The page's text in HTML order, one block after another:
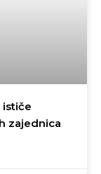
ističe
zajednica